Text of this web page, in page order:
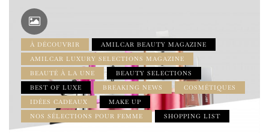
À DÉCOUVRIR
AMILCAR BEAUTY MAGAZINE
AMILCAR LUXURY SELECTIONS MAGAZINE
BEAUTÉ À LA UNE
BEAUTY SELECTIONS
BEST OF LUXE
BREAKING NEWS
COSMÉTIQUES
IDÉES CADEAUX
MAKE UP
NOS SÉLECTIONS POUR FEMME
SHOPPING LIST